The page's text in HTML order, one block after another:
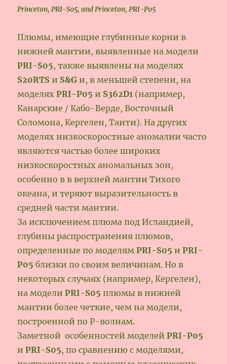
Princeton, PRI-S05, and Princeton, PRI-P05
Плюмы, имеющие глубинные корни в
нижней мантии, выявленные на модели
PRI-S05, также выявлены на моделях
S20RTS и S&G и, в меньшей степени, на
моделяхPRI-P05 и S362D1 (например,
Канарские / Кабо-Верде, Восточный
Соломона, Кергелен, Таити). На других
моделях низкоскоростные аномалии часто
являются частью более широких
низкоскоростных аномальных зон,
особенно в в верхней мантии Тихого
океана, и теряют выразительность в
средней части мантии.
За исключением плюма под Исландией,
глубины распространения плюмов,
определенные по моделямPRI-S05 иPRI-
P05 близки по своим величинам. Но в
некоторых случаях (например, Кергелен),
на моделиPRI-S05 плюмы в нижней
мантии более четкие, чем на модели,
построенной по Р-волнам.
Заметной особенностей моделейPRI-P05
иPRI-S05, по сравнению с моделями,